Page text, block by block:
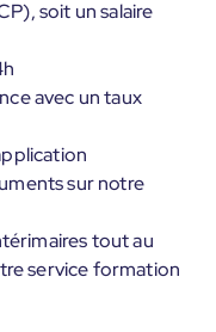
soit un salaire
avec un taux
sur notre
tout au
service formation